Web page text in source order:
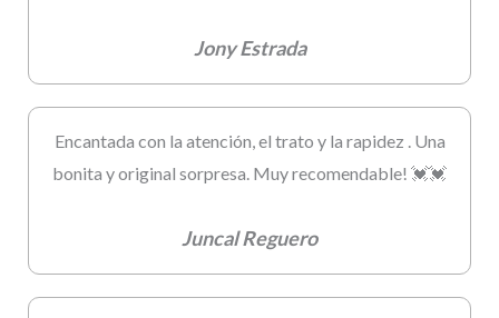
Jony Estrada
Encantada con la atención, el trato y la rapidez . Una
bonita y original sorpresa. Muy recomendable! 💓💓
Juncal Reguero